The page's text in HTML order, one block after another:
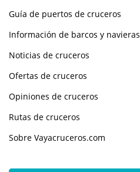
Guía de puertos de cruceros
Información de barcos y navieras
Noticias de cruceros
Ofertas de cruceros
Opiniones de cruceros
Rutas de cruceros
Sobre Vayacruceros.com